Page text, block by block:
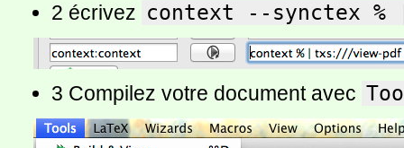
2 écrivez context --synctex
3 Compilez votre document avec